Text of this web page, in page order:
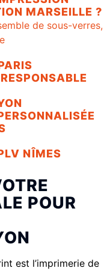
MARSEILLE ?
NÎMES
POUR
est l’imprimerie de